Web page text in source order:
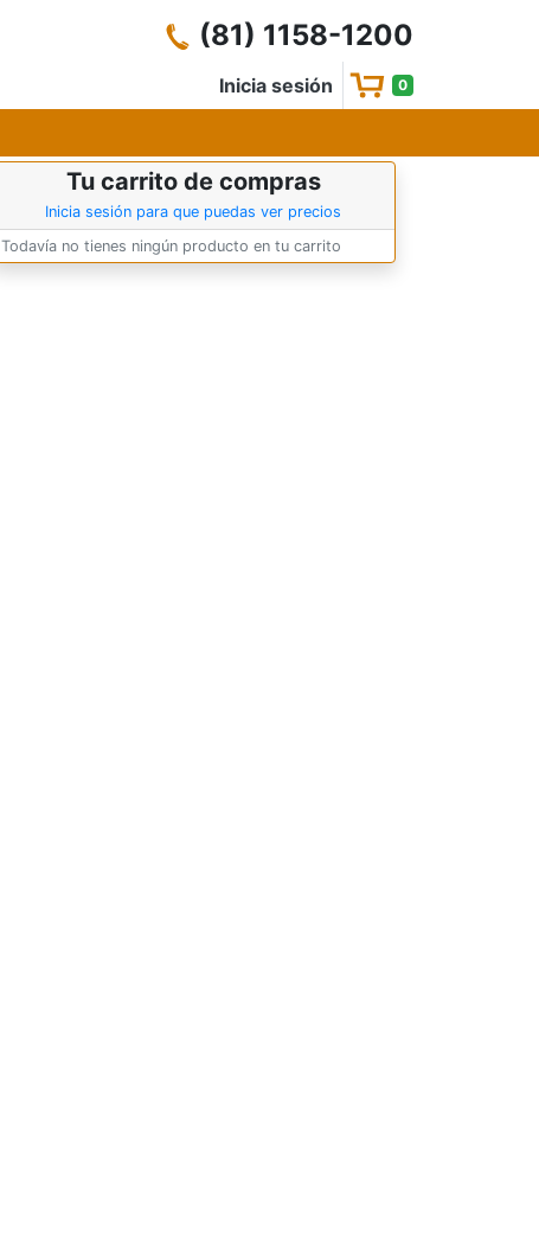
(81) 1158-1200
Inicia sesión 0
Tu carrito de compras
Inicia sesión para que puedas ver precios
Todavía no tienes ningún producto en tu carrito